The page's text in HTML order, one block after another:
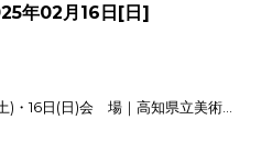
年02月16日[日]
)・16日(日)会 場｜高知県立美術...